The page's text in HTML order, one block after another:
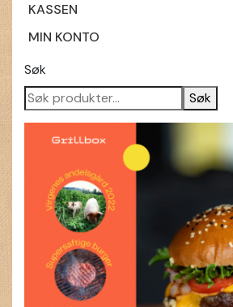
KASSEN
MIN KONTO
Søk
Søk